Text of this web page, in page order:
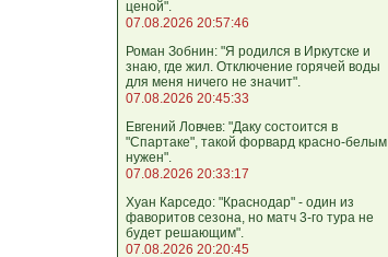
ценой".
07.08.2026 20:57:46
Роман Зобнин: "Я родился в Иркутске и
знаю, где жил. Отключение горячей воды
для меня ничего не значит".
07.08.2026 20:45:33
Евгений Ловчев: "Даку состоится в
"Спартаке", такой форвард красно-белым
нужен".
07.08.2026 20:33:17
Хуан Карседо: "Краснодар" - один из
фаворитов сезона, но матч 3-го тура не
будет решающим".
07.08.2026 20:20:45